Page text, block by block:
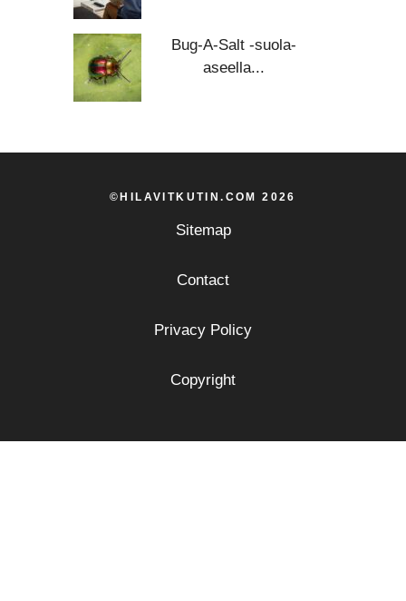
Bug-A-Salt -suola-
aseella...
©HILAVITKUTIN.COM 2026
Sitemap
Contact
Privacy Policy
Copyright